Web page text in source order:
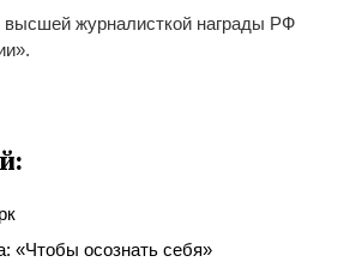
высшей журналисткой награды РФ
«Чтобы осознать себя»